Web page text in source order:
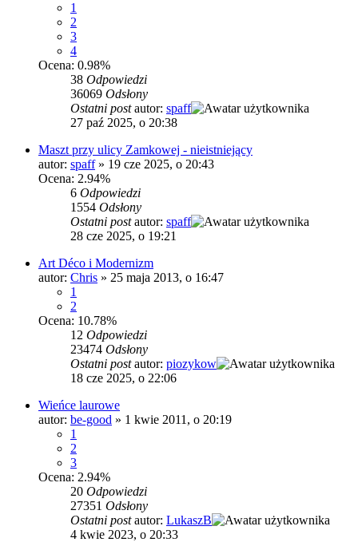
1
2
3
4
Ocena: 0.98%
38 Odpowiedzi
36069 Odsłony
Ostatni postautor: spaff
27 paź 2025, o 20:38
Maszt przy ulicy Zamkowej - nieistniejący
autor: spaff» 19 cze 2025, o 20:43
Ocena: 2.94%
6 Odpowiedzi
1554 Odsłony
Ostatni postautor: spaff
28 cze 2025, o 19:21
Art Déco i Modernizm
autor: Chris » 25 maja 2013, o 16:47
1
2
Ocena: 10.78%
12 Odpowiedzi
23474 Odsłony
Ostatni postautor: piozykow
18 cze 2025, o 22:06
Wieńce laurowe
autor: be-good » 1 kwie 2011, o 20:19
1
2
3
Ocena: 2.94%
20 Odpowiedzi
27351 Odsłony
Ostatni postautor: LukaszB
4 kwie 2023, o 20:33